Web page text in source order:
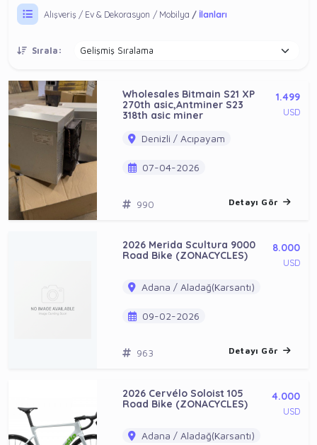
Alışveriş Ev & Dekorasyon Mobilya İlanları
Sırala:
Wholesales Bitmain S21 XP
270th asic,Antminer S23
318th asic miner
1.499
USD
Denizli / Acıpayam
07-04-2026
990 Detayı Gör
2026 Merida Scultura 9000
Road Bike (ZONACYCLES)
8.000
USD
Adana / Aladağ(Karsantı)
09-02-2026
963 Detayı Gör
2026 Cervélo Soloist 105
Road Bike (ZONACYCLES)
4.000
USD
Adana / Aladağ(Karsantı)